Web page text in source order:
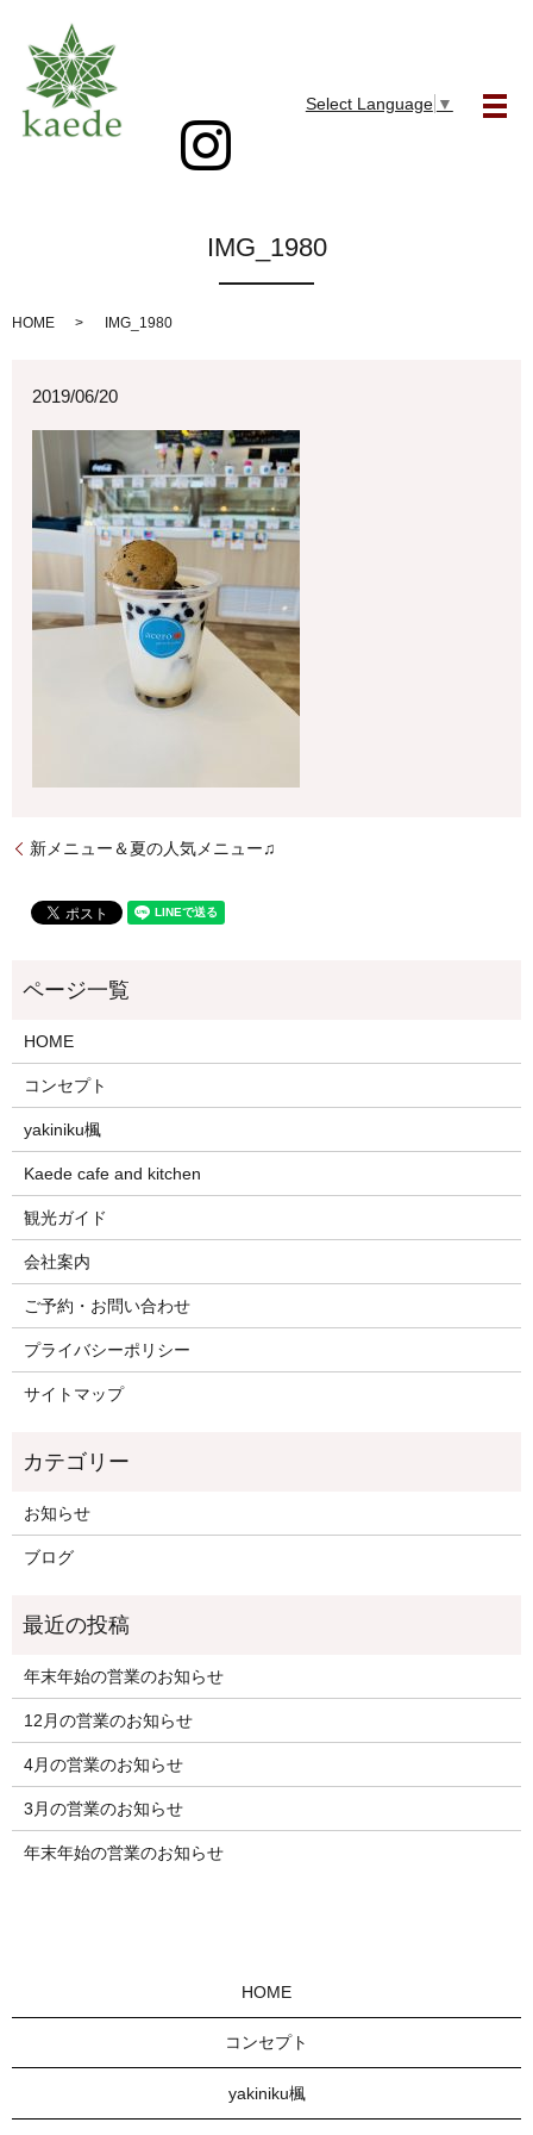
Select Language ▼
メ
IMG_1980
HOME IMG_1980
2019/06/20
新メニュー＆夏の人気メニュー♫
HOME
コンセプト
yakiniku楓
Kaede cafe and kitchen
観光ガイド
会社案内
ご予約・お問い合わせ
プライバシーポリシー
サイトマップ
お知らせ
ブログ
年末年始の営業のお知らせ
12月の営業のお知らせ
4月の営業のお知らせ
3月の営業のお知らせ
年末年始の営業のお知らせ
HOME
コンセプト
yakiniku楓